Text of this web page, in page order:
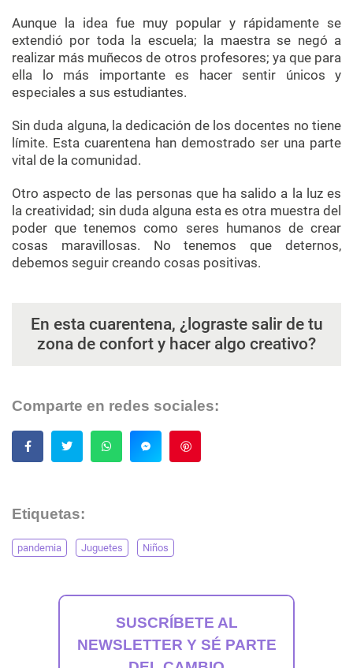
Aunque la idea fue muy popular y rápidamente se
extendió por toda la escuela; la maestra se negó a
realizar más muñecos de otros profesores; ya que para
ella lo más importante es hacer sentir únicos y
especiales a sus estudiantes.
Sin duda alguna, la dedicación de los docentes no tiene
límite. Esta cuarentena han demostrado ser una parte
vital de la comunidad.
Otro aspecto de las personas que ha salido a la luz es
la creatividad; sin duda alguna esta es otra muestra del
poder que tenemos como seres humanos de crear
cosas maravillosas. No tenemos que deternos,
debemos seguir creando cosas positivas.
En esta cuarentena, ¿lograste salir de tu
zona de confort y hacer algo creativo?
Comparte en redes sociales:
Etiquetas:
pandemia Juguetes Niños
SUSCRÍBETE AL
NEWSLETTER Y SÉ PARTE